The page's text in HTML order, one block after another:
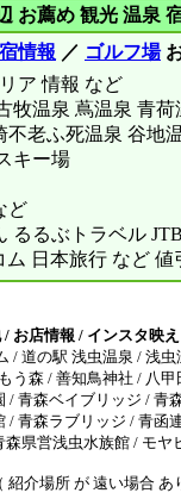
お薦め 観光 温泉
宿情報 ／ ゴルフ場
ア 情報 など
牧温泉 蔦温泉 青荷
不老ふ死温泉 谷地
キー場
ど
るるぶトラベル
ム 日本旅行 など
お店情報 / インスタ映
/ 道の駅 浅虫温泉 / 浅
う森 / 善知鳥神社 / 八
青森ベイブリッジ / 青
青森ラブリッジ / 青函
県営浅虫水族館 / モヤ
紹介場所 が 遠い場合 あ